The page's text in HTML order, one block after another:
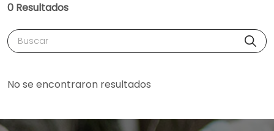
0 Resultados
Buscar
No se encontraron resultados